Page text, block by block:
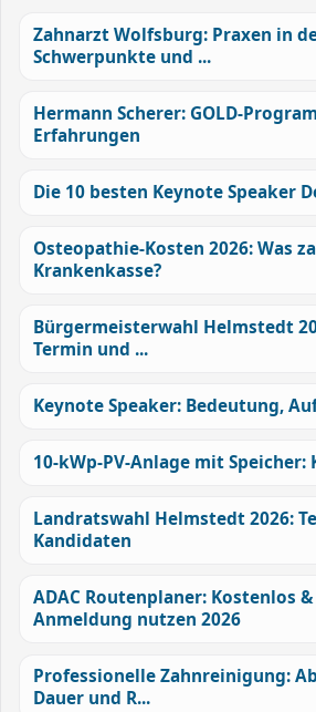
Zahnarzt Wolfsburg: Praxen in
Schwerpunkte und ...
Hermann Scherer: GOLD-
Erfahrungen
Die 10 besten Keynote Speaker
Osteopathie-Kosten 2026: Was
Krankenkasse?
Bürgermeisterwahl Helmstedt
Termin und ...
Keynote Speaker: Bedeutung,
10-kWp-PV-Anlage mit Speicher:
Landratswahl Helmstedt 2026:
Kandidaten
ADAC Routenplaner: Kostenlos
Anmeldung nutzen 2026
Professionelle Zahnreinigung:
Dauer und R...